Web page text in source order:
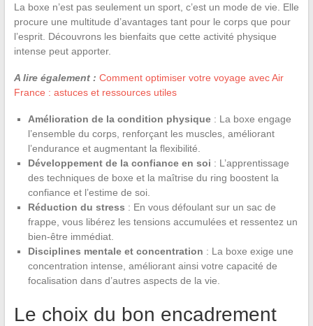
La boxe n’est pas seulement un sport, c’est un mode de vie. Elle
procure une multitude d’avantages tant pour le corps que pour
l’esprit. Découvrons les bienfaits que cette activité physique
intense peut apporter.
A lire également : Comment optimiser votre voyage avec Air
France : astuces et ressources utiles
Amélioration de la condition physique: La boxe engage
l’ensemble du corps, renforçant les muscles, améliorant
l’endurance et augmentant la flexibilité.
Développement de la confiance en soi : L’apprentissage
des techniques de boxe et la maîtrise du ring boostent la
confiance et l’estime de soi.
Réduction du stress : En vous défoulant sur un sac de
frappe, vous libérez les tensions accumulées et ressentez un
bien-être immédiat.
Disciplines mentale et concentration : La boxe exige une
concentration intense, améliorant ainsi votre capacité de
focalisation dans d’autres aspects de la vie.
Le choix du bon encadrement